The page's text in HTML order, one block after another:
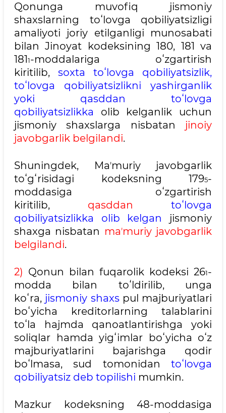
Qonunga muvofiq jismoniy
shaxslarning toʻlovga qobiliyatsizligi
amaliyoti joriy etilganligi munosabati
bilan Jinoyat kodeksining 180, 181 va
1811-moddalariga oʻzgartirish
kiritilib, soxta toʻlovga qobiliyatsizlik,
toʻlovga qobiliyatsizlikni yashirganlik
yoki qasddan toʻlovga
qobiliyatsizlikka olib kelganlik uchun
jismoniy shaxslarga nisbatan jinoiy
javobgarlik belgilandi.
Shuningdek, Maʼmuriy javobgarlik
toʻgʻrisidagi kodeksning 1795-
moddasiga oʻzgartirish
kiritilib, qasddan toʻlovga
qobiliyatsizlikka
olib kelgan jismoniy
shaxga nisbatan maʼmuriy javobgarlik
belgilandi.
2) Qonun bilan fuqarolik kodeksi 261-
modda bilan toʻldirilib, unga
koʻra, jismoniy shaxs pul majburiyatlari
boʻyicha kreditorlarning talablarini
toʻla hajmda qanoatlantirishga yoki
soliqlar hamda yigʻimlar boʻyicha oʻz
majburiyatlarini bajarishga qodir
boʻlmasa, sud tomonidan toʻlovga
qobiliyatsiz deb topilishi mumkin.
Mazkur kodeksning 48-moddasiga